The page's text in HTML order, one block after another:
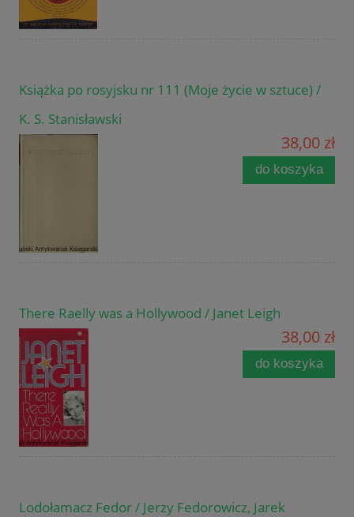
Książka po rosyjsku nr 111 (Moje życie w sztuce) /
K. S. Stanisławski
38,00 zł
do koszyka
There Raelly was a Hollywood / Janet Leigh
38,00 zł
do koszyka
Lodołamacz Fedor / Jerzy Fedorowicz, Jarek